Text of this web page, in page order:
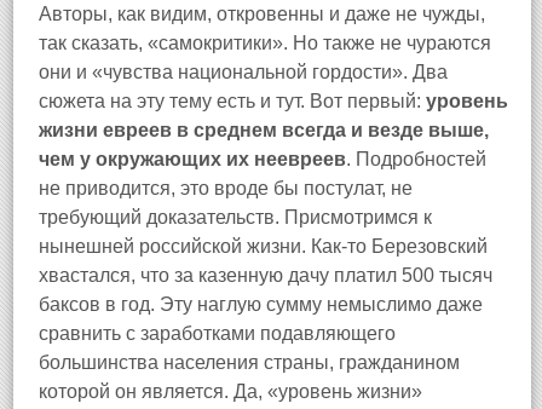
Авторы, как видим, откровенны и даже не чужды,
так сказать, «самокритики». Но также не чураются
они и «чувства национальной гордости». Два
сюжета на эту тему есть и тут. Вот первый: уровень
жизни евреев в среднем всегда и везде выше,
чем у окружающих их неевреев. Подробностей
не приводится, это вроде бы постулат, не
требующий доказательств. Присмотримся к
нынешней российской жизни. Как‑то Березовский
хвастался, что за казенную дачу платил 500 тысяч
баксов в год. Эту наглую сумму немыслимо даже
сравнить с заработками подавляющего
большинства населения страны, гражданином
которой он является. Да, «уровень жизни»